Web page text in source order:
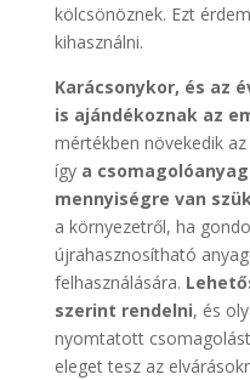
kölcsönöznek. Ezt
kihasználni.
Karácsonykor, és az
is ajándékoznak az
mértékben növekedik
így a
mennyiségre van
a környezetről, ha
újrahasznosítható
felhasználására.
szerint rendelni, és
nyomtatott
eleget tesz az